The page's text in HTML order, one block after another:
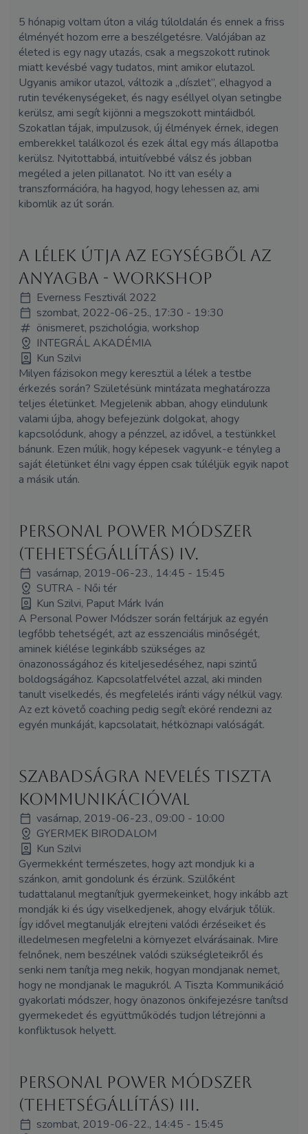
5 hónapig voltam úton a világ túloldalán és ennek a friss
élményét hozom erre a beszélgetésre. Valójában az
életed is egy nagy utazás, csak a megszokott rutinok
miatt kevésbé vagy tudatos, mint amikor elutazol.
Ugyanis amikor utazol, változik a „díszlet”, elhagyod a
rutin tevékenységeket, és nagy eséllyel olyan setingbe
kerülsz, ami segít kijönni a megszokott mintáidból.
Szokatlan tájak, impulzusok, új élmények érnek, idegen
emberekkel találkozol és ezek által egy más állapotba
kerülsz. Nyitottabbá, intuitívebbé válsz és jobban
megéled a jelen pillanatot. No itt van esély a
transzformációra, ha hagyod, hogy lehessen az, ami
kibomlik az út során.
A lélek útja az egységből az
anyagba - workshop
Everness Fesztivál 2022
szombat, 2022-06-25., 17:30 - 19:30
önismeret, pszichológia, workshop
INTEGRÁL AKADÉMIA
Kun Szilvi
Milyen fázisokon megy keresztül a lélek a testbe
érkezés során? Születésünk mintázata meghatározza
teljes életünket. Megjelenik abban, ahogy elindulunk
valami újba, ahogy befejezünk dolgokat, ahogy
kapcsolódunk, ahogy a pénzzel, az idővel, a testünkkel
bánunk. Ezen múlik, hogy képesek vagyunk-e tényleg a
saját életünket élni vagy éppen csak túléljük egyik napot
a másik után.
Personal Power Módszer
(Tehetségállítás) IV.
vasárnap, 2019-06-23., 14:45 - 15:45
SUTRA - Női tér
Kun Szilvi, Paput Márk Iván
A Personal Power Módszer során feltárjuk az egyén
legfőbb tehetségét, azt az esszenciális minőségét,
aminek kiélése leginkább szükséges az
önazonosságához és kiteljesedéséhez, napi szintű
boldogságához. Kapcsolatfelvétel azzal, aki minden
tanult viselkedés, és megfelelés iránti vágy nélkül vagy.
Az ezt követő coaching pedig segít eköré rendezni az
egyén munkáját, kapcsolatait, hétköznapi valóságát.
Szabadságra nevelés Tiszta
Kommunikációval
vasárnap, 2019-06-23., 09:00 - 10:00
GYERMEK BIRODALOM
Kun Szilvi
Gyermekként természetes, hogy azt mondjuk ki a
szánkon, amit gondolunk és érzünk. Szülőként
tudattalanul megtanítjuk gyermekeinket, hogy inkább azt
mondják ki és úgy viselkedjenek, ahogy elvárjuk tőlük.
Így idővel megtanulják elrejteni valódi érzéseiket és
illedelmesen megfelelni a környezet elvárásainak. Mire
felnőnek, nem beszélnek valódi szükségleteikről és
senki nem tanítja meg nekik, hogyan mondjanak nemet,
hogy ne mondjanak le magukról. A Tiszta Kommunikáció
gyakorlati módszer, hogy önazonos önkifejezésre tanítsd
gyermekedet és együttműködés tudjon létrejönni a
konfliktusok helyett.
Personal Power Módszer
(Tehetségállítás) III.
szombat, 2019-06-22., 14:45 - 15:45